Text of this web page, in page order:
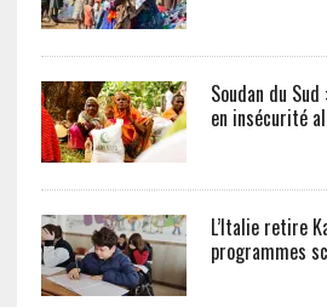
Soudan du
en insécurité
L’Italie retire
programmes